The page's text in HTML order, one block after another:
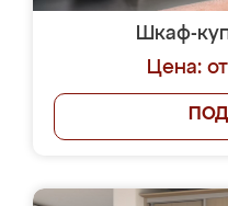
Шкаф-
Цена: